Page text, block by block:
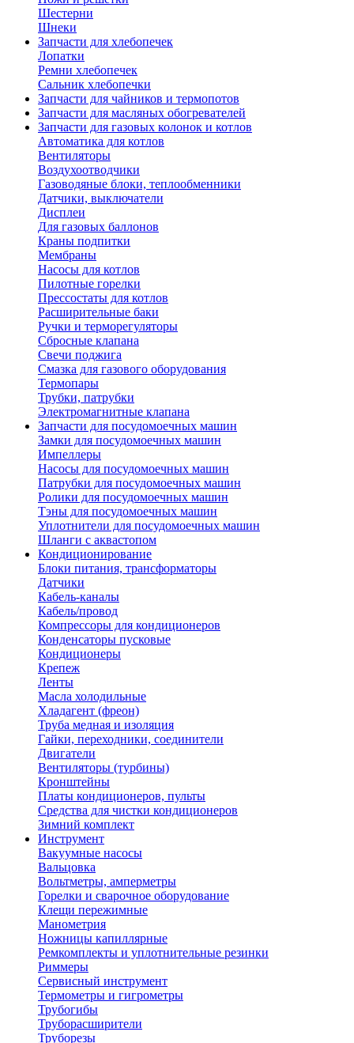
Шестерни
Шнеки
Запчасти для хлебопечек
Лопатки
Ремни хлебопечек
Сальник хлебопечки
Запчасти для чайников и термопотов
Запчасти для масляных обогревателей
Запчасти для газовых колонок и котлов
Автоматика для котлов
Вентиляторы
Воздухоотводчики
Газоводяные блоки, теплообменники
Датчики, выключатели
Дисплеи
Для газовых баллонов
Краны подпитки
Мембраны
Насосы для котлов
Пилотные горелки
Прессостаты для котлов
Расширительные баки
Ручки и терморегуляторы
Сбросные клапана
Свечи поджига
Смазка для газового оборудования
Термопары
Трубки, патрубки
Электромагнитные клапана
Запчасти для посудомоечных машин
Замки для посудомоечных машин
Импеллеры
Насосы для посудомоечных машин
Патрубки для посудомоечных машин
Ролики для посудомоечных машин
Тэны для посудомоечных машин
Уплотнители для посудомоечных машин
Шланги с аквастопом
Кондиционирование
Блоки питания, трансформаторы
Датчики
Кабель-каналы
Кабель/провод
Компрессоры для кондиционеров
Конденсаторы пусковые
Кондиционеры
Крепеж
Ленты
Масла холодильные
Хладагент (фреон)
Труба медная и изоляция
Гайки, переходники, соединители
Двигатели
Вентиляторы (турбины)
Кронштейны
Платы кондиционеров, пульты
Средства для чистки кондиционеров
Зимний комплект
Инструмент
Вакуумные насосы
Вальцовка
Вольтметры, амперметры
Горелки и сварочное оборудование
Клещи пережимные
Манометрия
Ножницы капиллярные
Ремкомплекты и уплотнительные резинки
Риммеры
Сервисный инструмент
Термометры и гигрометры
Трубогибы
Труборасширители
Труборезы